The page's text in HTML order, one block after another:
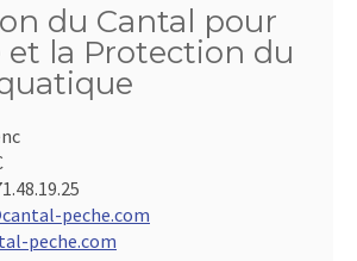
du Cantal pour
et la Protection du
peche.com
peche.com